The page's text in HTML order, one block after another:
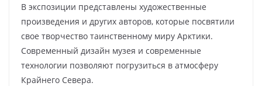
В экспозиции представлены художественные
произведения и других авторов, которые посвятили
свое творчество таинственному миру Арктики.
Современный дизайн музея и современные
технологии позволяют погрузиться в атмосферу
Крайнего Севера.